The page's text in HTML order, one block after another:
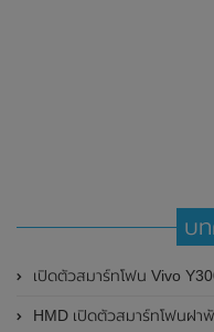
บ
เปิดตัวสมาร์ทโฟน Vivo Y300 Pro อย่างเป็นทางการแล้วในประเทศจี
HMD เปิดตัวสมาร์ทโฟนฝาพับได้